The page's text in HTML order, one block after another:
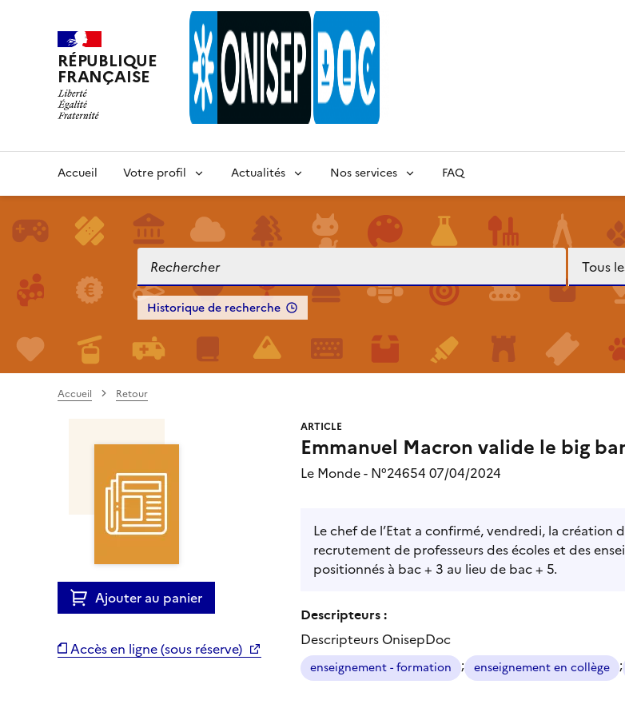
RÉPUBLIQUE
FRANÇAISE
Accueil Votre profil Actualités Nos services FAQ
Historique de recherche
Accueil Retour
Ajouter au panier
Accès en ligne (sous réserve)
ARTICLE
Emmanuel Macron valide le big
Le Monde - N°24654 07/04/2024
Le chef de l’Etat a confirmé, vendredi, la création
recrutement de professeurs des écoles et des
positionnés à bac + 3 au lieu de bac + 5.
Descripteurs :
Descripteurs OnisepDoc
enseignement - formation ; enseignement en collège ;